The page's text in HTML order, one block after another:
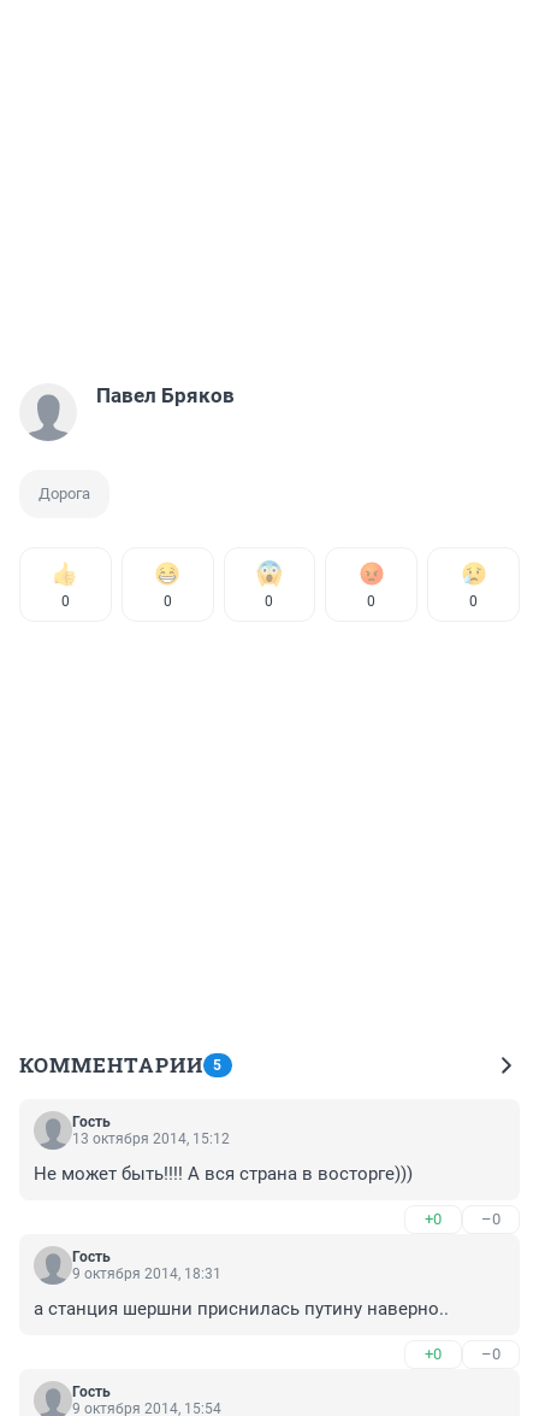
Павел Бряков
Дорога
0 0 0 0 0
КОММЕНТАРИИ 5
Гость
13 октября 2014, 15:12
Не может быть!!!! А вся страна в восторге)))
+0 –0
Гость
9 октября 2014, 18:31
а станция шершни приснилась путину наверно..
+0 –0
Гость
9 октября 2014, 15:54